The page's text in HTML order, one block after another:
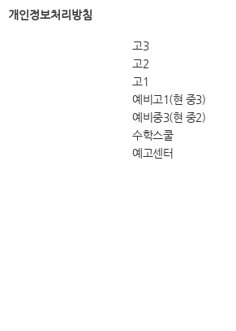
개인정보처리방침
고3
고2
고1
예비고1(현 중3)
예비중3(현 중2)
수학스쿨
예고센터